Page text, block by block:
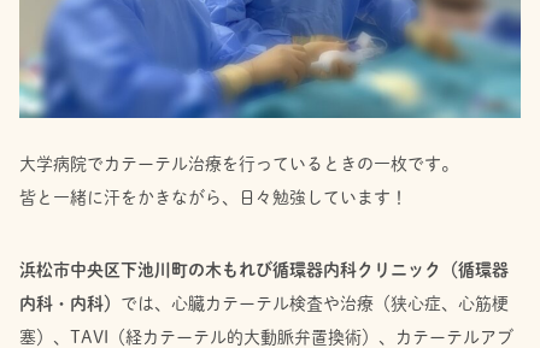
大学病院でカテーテル治療を行っているときの一枚です。
皆と一緒に汗をかきながら、日々勉強しています！
浜松市中央区下池川町の木もれび循環器内科クリニック（循環器
内科・内科） では、心臓カテーテル検査や治療（狭心症、心筋梗
塞）、TAVI（経カテーテル的大動脈弁置換術）、カテーテルアブ